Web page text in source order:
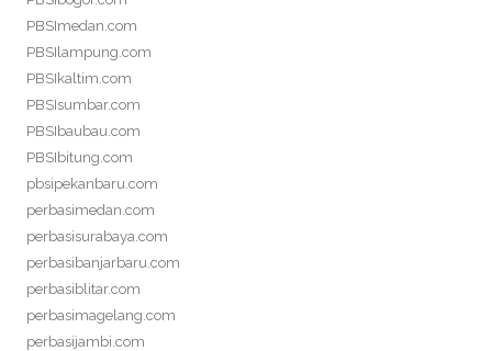
PBSImedan.com
PBSIlampung.com
PBSIkaltim.com
PBSIsumbar.com
PBSIbaubau.com
PBSIbitung.com
pbsipekanbaru.com
perbasimedan.com
perbasisurabaya.com
perbasibanjarbaru.com
perbasiblitar.com
perbasimagelang.com
perbasijambi.com